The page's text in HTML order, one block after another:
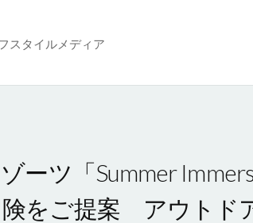
スタイルメディア
ーツ「Summer
をご提案 アウトド